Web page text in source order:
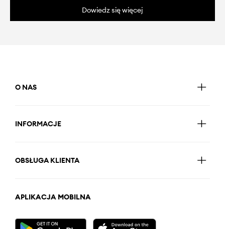
Dowiedz się więcej
O NAS
INFORMACJE
OBSŁUGA KLIENTA
APLIKACJA MOBILNA